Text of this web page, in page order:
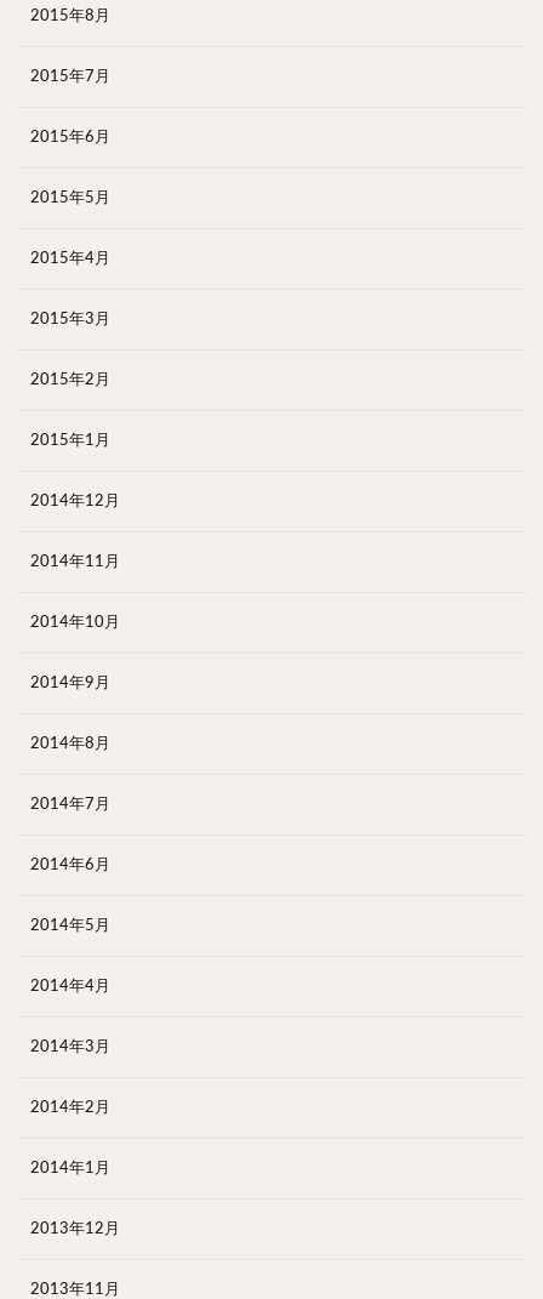
2015年8月
2015年7月
2015年6月
2015年5月
2015年4月
2015年3月
2015年2月
2015年1月
2014年12月
2014年11月
2014年10月
2014年9月
2014年8月
2014年7月
2014年6月
2014年5月
2014年4月
2014年3月
2014年2月
2014年1月
2013年12月
2013年11月